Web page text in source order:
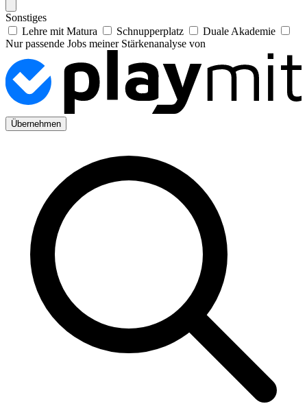
Sonstiges
Lehre mit Matura
Schnupperplatz
Duale Akademie
Nur passende Jobs meiner Stärkenanalyse von
Übernehmen